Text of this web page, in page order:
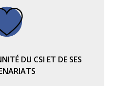
DU CSI ET DE SES